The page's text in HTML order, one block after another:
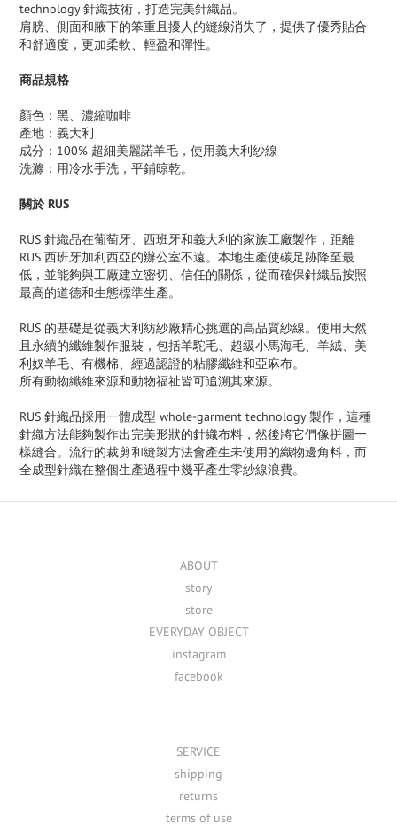
technology 針織技術，打造完美針織品。
肩膀、側面和腋下的笨重且擾人的縫線消失了，提供了優秀貼合
和舒適度，更加柔軟、輕盈和彈性。
商品規格
顏色：黑、濃縮咖啡
產地：義大利
成分：100% 超細美麗諾羊毛，使用義大利紗線
洗滌：用冷水手洗，平鋪晾乾。
關於 RUS
RUS 針織品在葡萄牙、西班牙和義大利的家族工廠製作，距離
RUS 西班牙加利西亞的辦公室不遠。本地生產使碳足跡降至最
低，並能夠與工廠建立密切、信任的關係，從而確保針織品按照
最高的道德和生態標準生產。
RUS 的基礎是從義大利紡紗廠精心挑選的高品質紗線。使用天然
且永續的纖維製作服裝，包括羊駝毛、超級小馬海毛、羊絨、美
利奴羊毛、有機棉、經過認證的粘膠纖維和亞麻布。
所有動物纖維來源和動物福祉皆可追溯其來源。
RUS 針織品採用一體成型 whole-garment technology 製作，這種
針織方法能夠製作出完美形狀的針織布料，然後將它們像拼圖一
樣縫合。流行的裁剪和縫製方法會產生未使用的織物邊角料，而
全成型針織在整個生產過程中幾乎產生零紗線浪費。
ABOUT
story
store
EVERYDAY OBJECT
instagram
facebook
SERVICE
shipping
returns
terms of use